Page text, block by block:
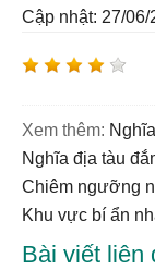
Cập nhật: 27/06/
Xem thêm:
nghĩa địa tàu
chiêm ngưỡng
khu vực bí ẩn
Bài viết liên